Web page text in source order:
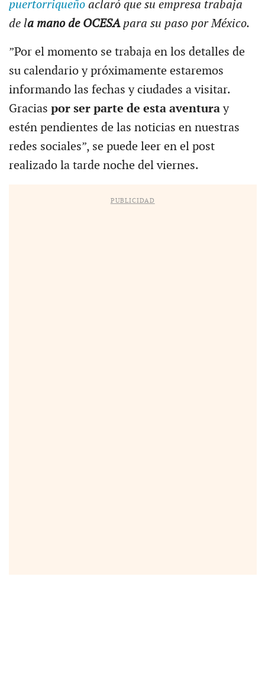
puertorriqueñoaclaró que su empresa trabaja
de la mano de OCESApara su paso por México.
”Por el momento se trabaja en los detalles de
su calendario y próximamente estaremos
informando las fechas y ciudades a visitar.
Gracias por ser parte de esta aventuray
estén pendientes de las noticias en nuestras
redes sociales”, se puede leer en el post
realizado la tarde noche del viernes.
PUBLICIDAD